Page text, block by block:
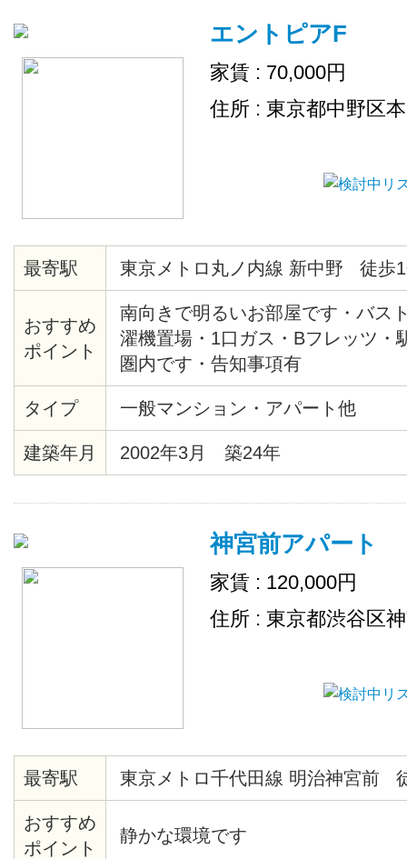
エントピアF
家賃 : 70,000円
住所 : 東京都中野区
最寄駅 東京メトロ丸ノ内線 新中野 徒歩
おすすめ
ポイント
南向きで明るいお部屋です・バス
濯機置場・1口ガス・Bフレッツ・
圏内です・告知事項有
タイプ 一般マンション・アパート他
建築年月 2002年3月 築24年
神宮前アパート
家賃 : 120,000円
住所 : 東京都渋谷区
最寄駅 東京メトロ千代田線 明治神宮前
おすすめ
ポイント
静かな環境です